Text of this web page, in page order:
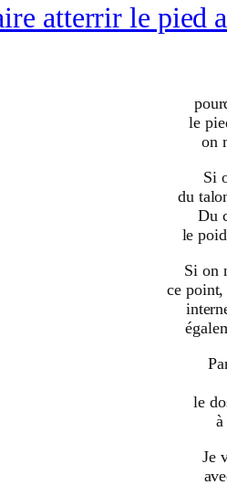
atterrir le pied
le
on
Si
du
Du
le
Si on
ce point,
le
Je